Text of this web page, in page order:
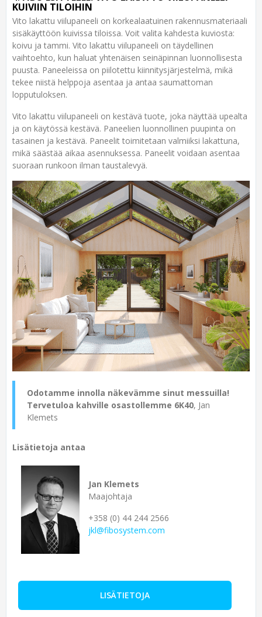
KUIVIIN TILOIHIN
Vito lakattu viilupaneeli on korkealaatuinen rakennusmateriaali
sisäkäyttöön kuivissa tiloissa. Voit valita kahdesta kuviosta:
koivu ja tammi. Vito lakattu viilupaneeli on täydellinen
vaihtoehto, kun haluat yhtenäisen seinäpinnan luonnollisesta
puusta. Paneeleissa on piilotettu kiinnitysjärjestelmä, mikä
tekee niistä helppoja asentaa ja antaa saumattoman
lopputuloksen.
Vito lakattu viilupaneeli on kestävä tuote, joka näyttää upealta
ja on käytössä kestävä. Paneelien luonnollinen puupinta on
tasainen ja kestävä. Paneelit toimitetaan valmiiksi lakattuna,
mikä säästää aikaa asennuksessa. Paneelit voidaan asentaa
suoraan runkoon ilman taustalevyä.
Odotamme innolla näkevämme sinut messuilla!
Tervetuloa kahville osastollemme 6K40, Jan
Klemets
Lisätietoja antaa
Jan Klemets
Maajohtaja
+358 (0) 44 244 2566
jkl@fibosystem.com
LISÄTIETOJA